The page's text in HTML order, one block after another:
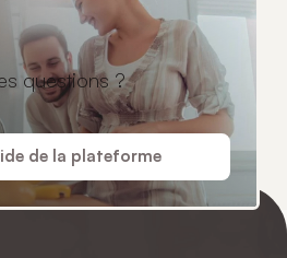
questions ?
de la plateforme